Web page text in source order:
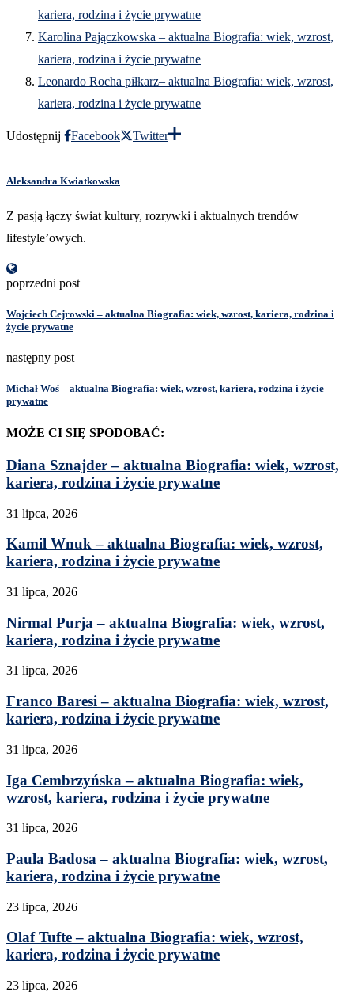
kariera, rodzina i życie prywatne
Karolina Pajączkowska – aktualna Biografia: wiek, wzrost,
kariera, rodzina i życie prywatne
Leonardo Rocha piłkarz– aktualna Biografia: wiek, wzrost,
kariera, rodzina i życie prywatne
Udostępnij Facebook Twitter
Aleksandra Kwiatkowska
Z pasją łączy świat kultury, rozrywki i aktualnych trendów
lifestyle’owych.
poprzedni post
Wojciech Cejrowski – aktualna Biografia: wiek, wzrost, kariera, rodzina i
życie prywatne
następny post
Michał Woś – aktualna Biografia: wiek, wzrost, kariera, rodzina i życie
prywatne
MOŻE CI SIĘ SPODOBAĆ:
Diana Sznajder – aktualna Biografia: wiek, wzrost,
kariera, rodzina i życie prywatne
31 lipca, 2026
Kamil Wnuk – aktualna Biografia: wiek, wzrost,
kariera, rodzina i życie prywatne
31 lipca, 2026
Nirmal Purja – aktualna Biografia: wiek, wzrost,
kariera, rodzina i życie prywatne
31 lipca, 2026
Franco Baresi – aktualna Biografia: wiek, wzrost,
kariera, rodzina i życie prywatne
31 lipca, 2026
Iga Cembrzyńska – aktualna Biografia: wiek,
wzrost, kariera, rodzina i życie prywatne
31 lipca, 2026
Paula Badosa – aktualna Biografia: wiek, wzrost,
kariera, rodzina i życie prywatne
23 lipca, 2026
Olaf Tufte – aktualna Biografia: wiek, wzrost,
kariera, rodzina i życie prywatne
23 lipca, 2026